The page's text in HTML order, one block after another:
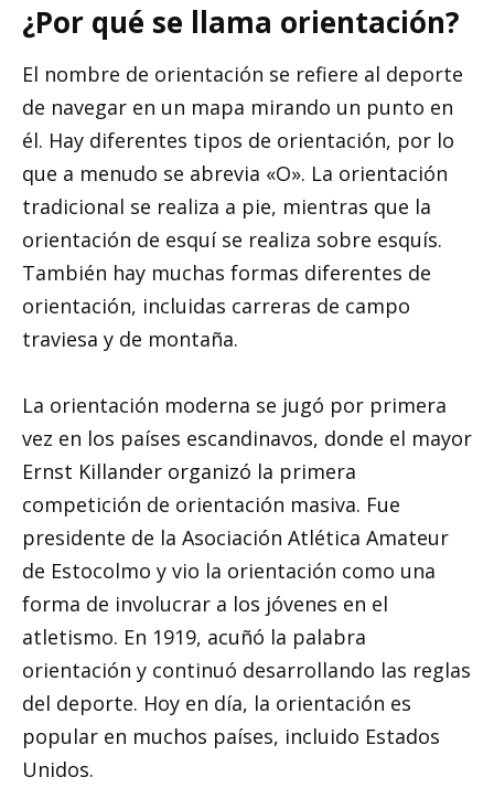
¿Por qué se llama orientación?
El nombre de orientación se refiere al deporte
de navegar en un mapa mirando un punto en
él. Hay diferentes tipos de orientación, por lo
que a menudo se abrevia «O». La orientación
tradicional se realiza a pie, mientras que la
orientación de esquí se realiza sobre esquís.
También hay muchas formas diferentes de
orientación, incluidas carreras de campo
traviesa y de montaña.
La orientación moderna se jugó por primera
vez en los países escandinavos, donde el mayor
Ernst Killander organizó la primera
competición de orientación masiva. Fue
presidente de la Asociación Atlética Amateur
de Estocolmo y vio la orientación como una
forma de involucrar a los jóvenes en el
atletismo. En 1919, acuñó la palabra
orientación y continuó desarrollando las reglas
del deporte. Hoy en día, la orientación es
popular en muchos países, incluido Estados
Unidos.